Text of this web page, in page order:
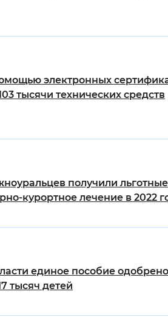
электронных
тысячи технических средств
получили льготные
курортное лечение в 2022
единое пособие одобрено
тысяч детей